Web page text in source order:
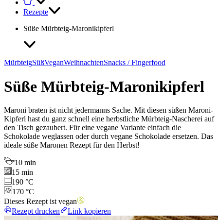
Rezepte
Süße Mürbteig-Maronikipferl
MürbteigSüßVeganWeihnachtenSnacks / Fingerfood
Süße Mürbteig-Maronikipferl
Maroni braten ist nicht jedermanns Sache. Mit diesen süßen Maroni-
Kipferl hast du ganz schnell eine herbstliche Mürbteig-Nascherei auf
den Tisch gezaubert. Für eine vegane Variante einfach die
Schokolade weglassen oder durch vegane Schokolade ersetzen. Das
ideale süße Maronen Rezept für den Herbst!
10 min
15 min
190 °C
170 °C
Dieses Rezept ist vegan
Rezept drucken
Link kopieren